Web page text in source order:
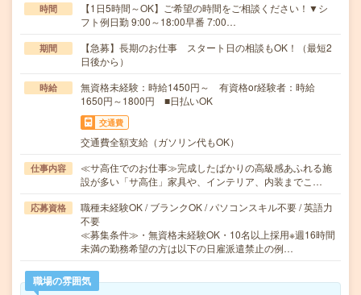
時間
【1日5時間～OK】ご希望の時間をご相談ください！▼シ
フト例日勤 9:00～18:00早番 7:00…
期間
【急募】長期のお仕事 スタート日の相談もOK！（最短2
日後から）
時給
無資格未経験：時給1450円～ 有資格or経験者：時給
1650円～1800円 ■日払いOK
交通費
交通費全額支給（ガソリン代もOK）
仕事内容
≪サ高住でのお仕事≫完成したばかりの高級感あふれる施
設が多い「サ高住」家具や、インテリア、内装までこ…
応募資格
職種未経験OK / ブランクOK / パソコンスキル不要 / 英語力
不要
≪募集条件≫・無資格未経験OK・10名以上採用※週16時間
未満の勤務希望の方は以下の日雇派遣禁止の例…
職場の雰囲気